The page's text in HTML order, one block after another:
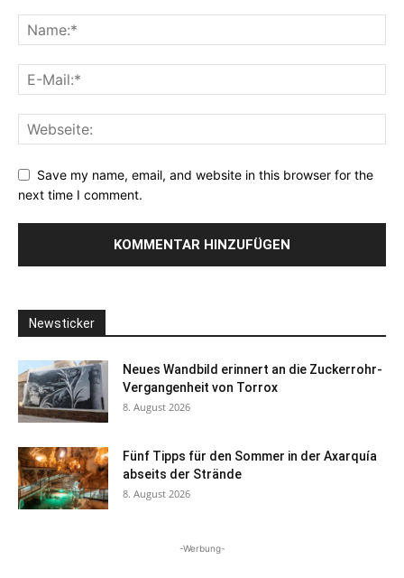
Save my name, email, and website in this browser for the
next time I comment.
Newsticker
Neues Wandbild erinnert an die Zuckerrohr-
Vergangenheit von Torrox
8. August 2026
Fünf Tipps für den Sommer in der Axarquía
abseits der Strände
8. August 2026
-Werbung-